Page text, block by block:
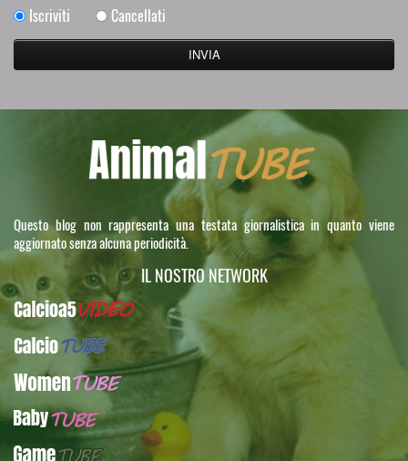
Iscriviti
Cancellati
Questo blog non rappresenta una testata giornalistica in quanto viene
aggiornato senza alcuna periodicità.
IL NOSTRO NETWORK
Calcioa5Video
CalcioTUBE
WomenTUBE
BabyTUBE
GameTUBE